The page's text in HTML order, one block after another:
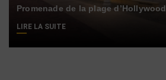
Promenade de la plage d’Hollywood
LIRE LA SUITE